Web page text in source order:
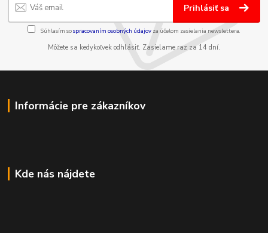
Prihlásiť sa
Súhlasím sospracovaním osobných údajov za účelom zasielania newslettera.
Môžete sa kedykoľvek odhlásiť. Zasielame raz za 14 dní.
Informácie pre zákazníkov
Kde nás nájdete